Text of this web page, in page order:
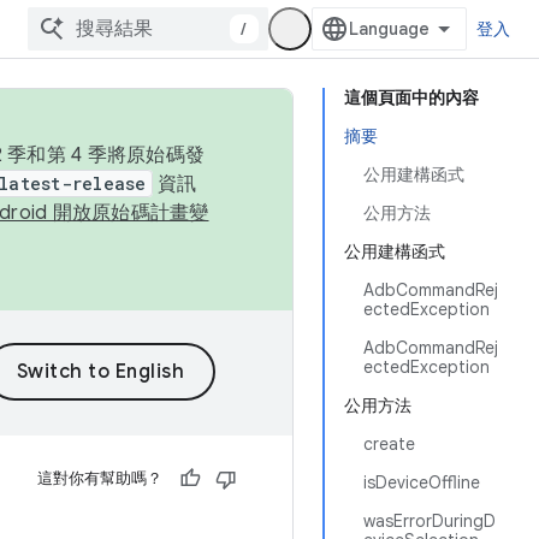
/ 登入
這個頁面中的內容
摘要
公用建構函式
公用方法
公用建構函式
AdbCommandRej
ectedException
AdbCommandRej
ectedException
公用方法
create
isDeviceOffline
wasErrorDuringD
和第 4 季將原始碼發
release
資訊
開放原始碼計畫變
這對你有幫助嗎？